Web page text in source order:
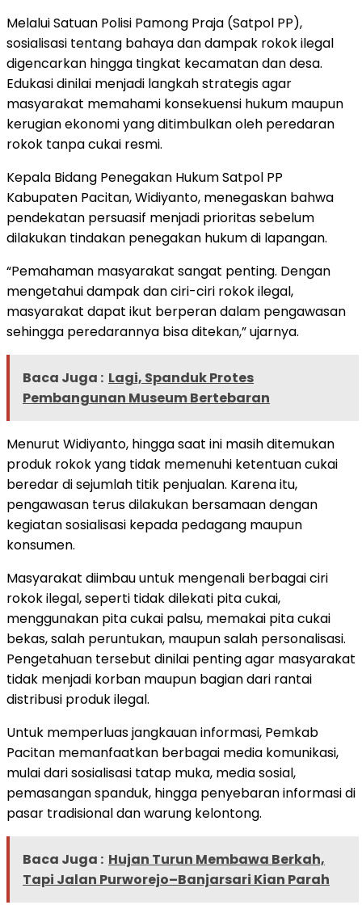
Melalui Satuan Polisi Pamong Praja (Satpol PP),
sosialisasi tentang bahaya dan dampak rokok ilegal
digencarkan hingga tingkat kecamatan dan desa.
Edukasi dinilai menjadi langkah strategis agar
masyarakat memahami konsekuensi hukum maupun
kerugian ekonomi yang ditimbulkan oleh peredaran
rokok tanpa cukai resmi.
Kepala Bidang Penegakan Hukum Satpol PP
Kabupaten Pacitan, Widiyanto, menegaskan bahwa
pendekatan persuasif menjadi prioritas sebelum
dilakukan tindakan penegakan hukum di lapangan.
“Pemahaman masyarakat sangat penting. Dengan
mengetahui dampak dan ciri-ciri rokok ilegal,
masyarakat dapat ikut berperan dalam pengawasan
sehingga peredarannya bisa ditekan,” ujarnya.
Baca Juga : Lagi, Spanduk Protes
Pembangunan Museum Bertebaran
Menurut Widiyanto, hingga saat ini masih ditemukan
produk rokok yang tidak memenuhi ketentuan cukai
beredar di sejumlah titik penjualan. Karena itu,
pengawasan terus dilakukan bersamaan dengan
kegiatan sosialisasi kepada pedagang maupun
konsumen.
Masyarakat diimbau untuk mengenali berbagai ciri
rokok ilegal, seperti tidak dilekati pita cukai,
menggunakan pita cukai palsu, memakai pita cukai
bekas, salah peruntukan, maupun salah personalisasi.
Pengetahuan tersebut dinilai penting agar masyarakat
tidak menjadi korban maupun bagian dari rantai
distribusi produk ilegal.
Untuk memperluas jangkauan informasi, Pemkab
Pacitan memanfaatkan berbagai media komunikasi,
mulai dari sosialisasi tatap muka, media sosial,
pemasangan spanduk, hingga penyebaran informasi di
pasar tradisional dan warung kelontong.
Baca Juga : Hujan Turun Membawa Berkah,
Tapi Jalan Purworejo–Banjarsari Kian Parah